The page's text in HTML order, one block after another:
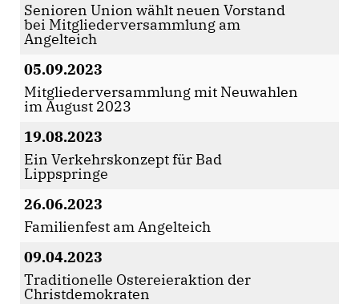
Senioren Union wählt neuen Vorstand
bei Mitgliederversammlung am
Angelteich
05.09.2023
Mitgliederversammlung mit Neuwahlen
im August 2023
19.08.2023
Ein Verkehrskonzept für Bad
Lippspringe
26.06.2023
Familienfest am Angelteich
09.04.2023
Traditionelle Ostereieraktion der
Christdemokraten